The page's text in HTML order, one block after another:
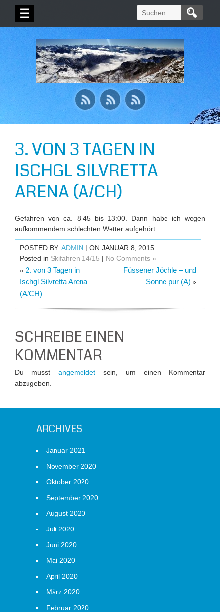
☰
Suchen
nach:
3. VON 3 TAGEN IN
ISCHGL SILVRETTA
ARENA (A/CH)
Gefahren von ca. 8:45 bis 13:00. Dann habe ich wegen
aufkommendem schlechten Wetter aufgehört.
POSTED BY: ADMIN | ON JANUAR 8, 2015
Posted in Skifahren 14/15 | No Comments »
« 2. von 3 Tagen in
Ischgl Silvretta Arena
(A/CH)
Füssener Jöchle – und
Sonne pur (A) »
SCHREIBE EINEN
KOMMENTAR
Du musst angemeldetsein, um einen Kommentar
abzugeben.
ARCHIVES
Januar 2021
November 2020
Oktober 2020
September 2020
August 2020
Juli 2020
Juni 2020
Mai 2020
April 2020
März 2020
Februar 2020